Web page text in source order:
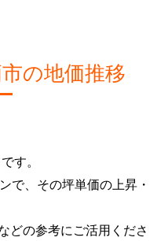
の地価推移
す。
で、その坪単価の上昇・
どの参考にご活用くださ